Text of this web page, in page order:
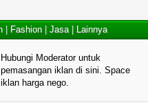
Fashion |Jasa| Lainnya
Hubungi Moderator untuk
pemasangan iklan di sini. Space
iklan harga nego.